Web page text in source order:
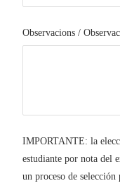
Observacions /
IMPORTANTE: la
estudiante por nota del
un proceso de